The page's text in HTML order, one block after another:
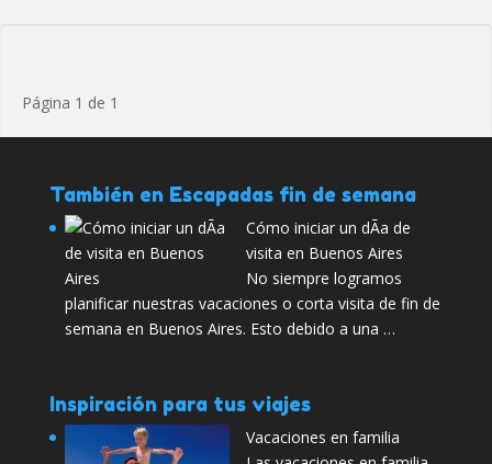
Página 1 de 1
También en Escapadas fin de semana
Cómo iniciar un dÃ­a de
visita en Buenos Aires
No siempre logramos
planificar nuestras vacaciones o corta visita de fin de
semana en Buenos Aires. Esto debido a una …
Inspiración para tus viajes
Vacaciones en familia